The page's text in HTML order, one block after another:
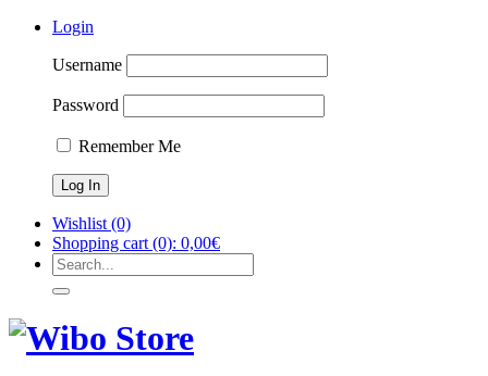
Login
Username
Password
Remember Me
Wishlist (0)
Shopping cart (0): 0,00€